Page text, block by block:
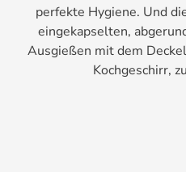
perfekte Hygiene. Und
eingekapselten,
Ausgießen mit dem
Kochgeschirr,